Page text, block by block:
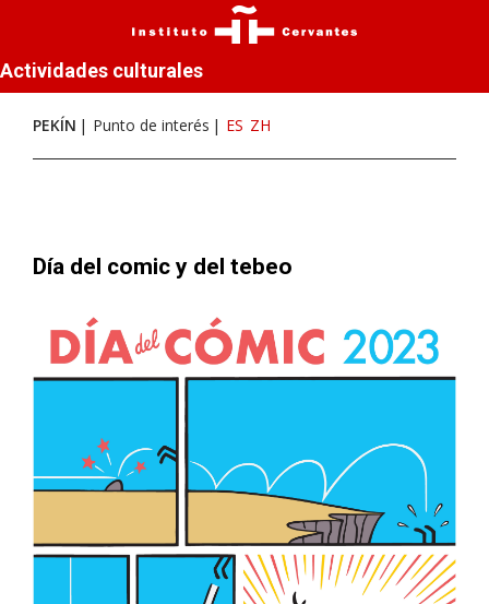
Actividades culturales
PEKÍN Punto de interés ES ZH
Día del comic y del tebeo